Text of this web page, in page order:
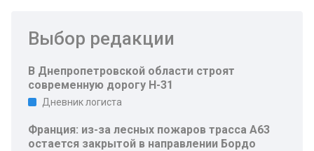
Выбор редакции
В Днепропетровской области строят
современную дорогу Н-31
Дневник логиста
Франция: из-за лесных пожаров трасса A63
остается закрытой в направлении Бордо